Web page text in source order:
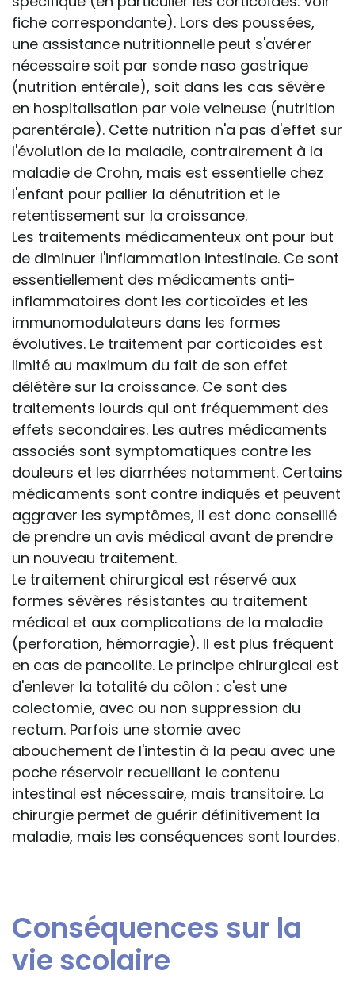
fiche correspondante). Lors des poussées,
une assistance nutritionnelle peut s'avérer
nécessaire soit par sonde naso gastrique
(nutrition entérale), soit dans les cas sévère
en hospitalisation par voie veineuse (nutrition
parentérale). Cette nutrition n'a pas d'effet sur
l'évolution de la maladie, contrairement à la
maladie de Crohn, mais est essentielle chez
l'enfant pour pallier la dénutrition et le
retentissement sur la croissance.
Les traitements médicamenteux ont pour but
de diminuer l'inflammation intestinale. Ce sont
essentiellement des médicaments anti-
inflammatoires dont les corticoïdes et les
immunomodulateurs dans les formes
évolutives. Le traitement par corticoïdes est
limité au maximum du fait de son effet
délétère sur la croissance. Ce sont des
traitements lourds qui ont fréquemment des
effets secondaires. Les autres médicaments
associés sont symptomatiques contre les
douleurs et les diarrhées notamment. Certains
médicaments sont contre indiqués et peuvent
aggraver les symptômes, il est donc conseillé
de prendre un avis médical avant de prendre
un nouveau traitement.
Le traitement chirurgical est réservé aux
formes sévères résistantes au traitement
médical et aux complications de la maladie
(perforation, hémorragie). Il est plus fréquent
en cas de pancolite. Le principe chirurgical est
d'enlever la totalité du côlon : c'est une
colectomie, avec ou non suppression du
rectum. Parfois une stomie avec
abouchement de l'intestin à la peau avec une
poche réservoir recueillant le contenu
intestinal est nécessaire, mais transitoire. La
chirurgie permet de guérir définitivement la
maladie, mais les conséquences sont lourdes.
Conséquences sur la
vie scolaire